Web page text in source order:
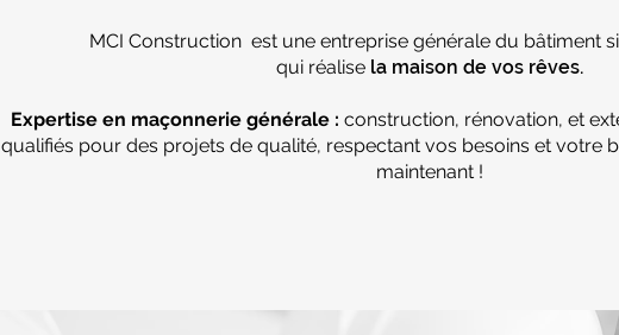
MCI Construction est une entreprise générale du bâtiment
qui réalisela maison de vos rêves.
Expertise en maçonnerie générale : construction, rénovation, et
qualifiés pour des projets de qualité, respectant vos besoins et votre
maintenant !